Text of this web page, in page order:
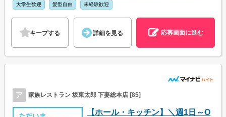
大学生歓迎 髪型自由 未経験歓迎
キープする 詳細を見る 応募画面に進む
ア 家族レストラン 坂東太郎 下妻総本店 [85]
【ホール・キッチン】＼週1日～O